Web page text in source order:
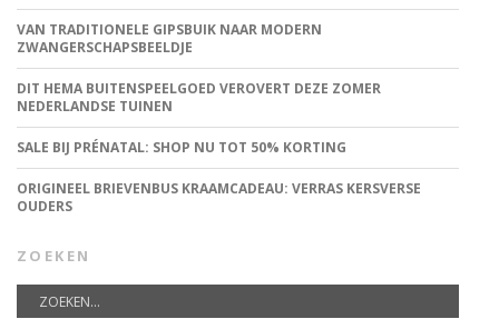
VAN TRADITIONELE GIPSBUIK NAAR MODERN
ZWANGERSCHAPSBEELDJE
DIT HEMA BUITENSPEELGOED VEROVERT DEZE ZOMER
NEDERLANDSE TUINEN
SALE BIJ PRÉNATAL: SHOP NU TOT 50% KORTING
ORIGINEEL BRIEVENBUS KRAAMCADEAU: VERRAS KERSVERSE
OUDERS
ZOEKEN